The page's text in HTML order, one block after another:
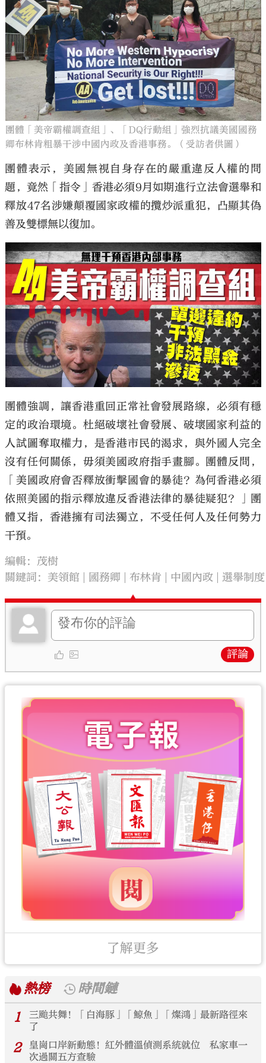
團體「美帝霸權調查組」、「DQ行動組」強烈抗議美國國務
卿布林肯粗暴干涉中國內政及香港事務。（受訪者供圖）
團體表示，美國無視自身存在的嚴重違反人權的問
題，竟然「指令」香港必須9月如期進行立法會選舉和
釋放47名涉嫌顛覆國家政權的攬炒派重犯，凸顯其偽
善及雙標無以復加。
團體強調，讓香港重回正常社會發展路線，必須有穩
定的政治環境。杜絕破壞社會發展、破壞國家利益的
人試圖奪取權力，是香港市民的渴求，與外國人完全
沒有任何關係，毋須美國政府指手畫腳。團體反問，
「美國政府會否釋放衝擊國會的暴徒？為何香港必須
依照美國的指示釋放違反香港法律的暴徒疑犯？」團
體又指，香港擁有司法獨立，不受任何人及任何勢力
干預。
編輯：茂樹
關鍵詞： 美領館 國務卿 布林肯 中國內政 選舉制度
評論
了解更多
熱榜
時間鏈
1
三颱共舞！「白海豚」「鯨魚」「燦鴻」最新路徑來
了
2
皇崗口岸新動態！紅外體溫偵測系統就位 私家車一
次過關五方查驗